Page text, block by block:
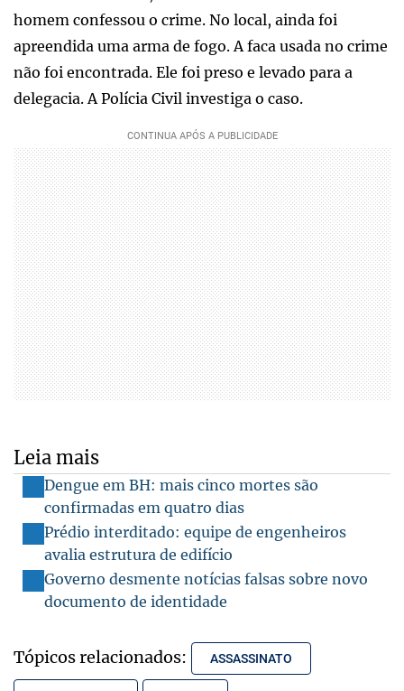
homem confessou o crime. No local, ainda foi
apreendida uma arma de fogo. A faca usada no crime
não foi encontrada. Ele foi preso e levado para a
delegacia. A Polícia Civil investiga o caso.
Leia mais
Dengue em BH: mais cinco mortes são
confirmadas em quatro dias
Prédio interditado: equipe de engenheiros
avalia estrutura de edifício
Governo desmente notícias falsas sobre novo
documento de identidade
Tópicos relacionados: ASSASSINATO